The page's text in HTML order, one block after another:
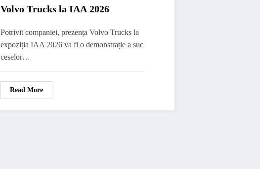
Volvo Trucks la IAA 2026
Potrivit companiei, prezența Volvo Trucks la
expoziția IAA 2026 va fi o demonstrație a suc
ceselor…
Read More